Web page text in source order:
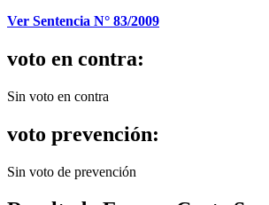
Ver Sentencia N° 83/2009
voto en contra:
Sin voto en contra
voto prevención:
Sin voto de prevención